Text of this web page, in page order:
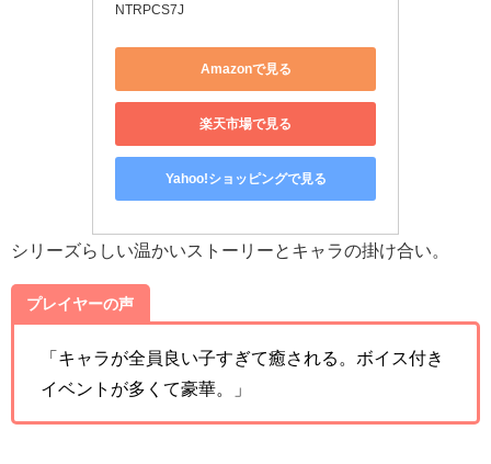
NTRPCS7J
Amazonで見る
楽天市場で見る
Yahoo!ショッピングで見る
シリーズらしい温かいストーリーとキャラの掛け合い。
プレイヤーの声
「キャラが全員良い子すぎて癒される。ボイス付き
イベントが多くて豪華。」